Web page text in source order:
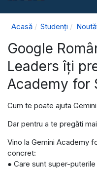
Acasă Studenți
Google
Leaders îți
Academy for
Cum te poate ajuta
Dar pentru a te pregăti
Vino la Gemini Academy
concret:
● Care sunt super-puterile